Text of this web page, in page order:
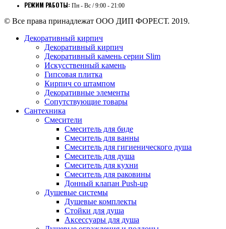
РЕЖИМ РАБОТЫ: Пн - Вс / 9:00 - 21:00
© Все права принадлежат ООО ДИП ФОРЕСТ. 2019.
Декоративный кирпич
Декоративный кирпич
Декоративный камень серии Slim
Искусственный камень
Гипсовая плитка
Кирпич со штампом
Декоративные элементы
Сопутствующие товары
Сантехника
Смесители
Смеситель для биде
Смеситель для ванны
Смеситель для гигиенического душа
Смеситель для душа
Смеситель для кухни
Смеситель для раковины
Донный клапан Push-up
Душевые системы
Душевые комплекты
Стойки для душа
Аксессуары для душа